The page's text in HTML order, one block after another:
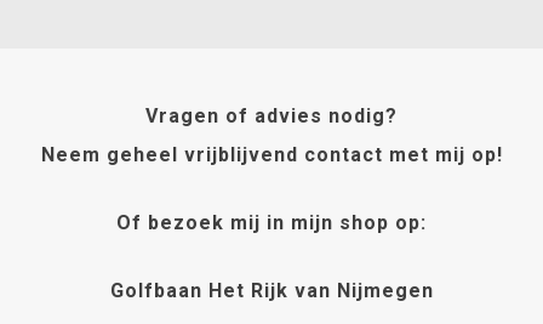
Vragen of advies nodig?
Neem geheel vrijblijvend contact met mij op!
Of bezoek mij in mijn shop op:
Golfbaan Het Rijk van Nijmegen